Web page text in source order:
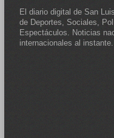
El diario digital de San
de Deportes, Sociales,
Espectáculos. Noticias
internacionales al instante.